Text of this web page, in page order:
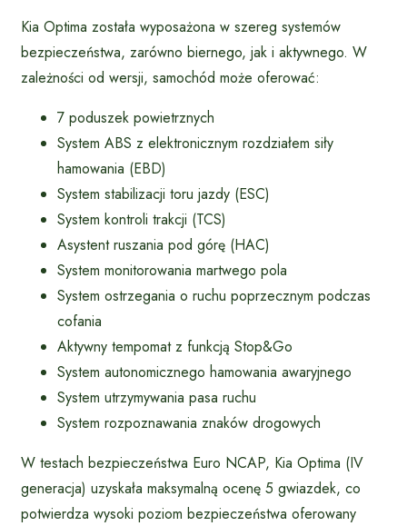
Kia Optima została wyposażona w szereg systemów
bezpieczeństwa, zarówno biernego, jak i aktywnego. W
zależności od wersji, samochód może oferować:
7 poduszek powietrznych
System ABS z elektronicznym rozdziałem siły
hamowania (EBD)
System stabilizacji toru jazdy (ESC)
System kontroli trakcji (TCS)
Asystent ruszania pod górę (HAC)
System monitorowania martwego pola
System ostrzegania o ruchu poprzecznym podczas
cofania
Aktywny tempomat z funkcją Stop&Go
System autonomicznego hamowania awaryjnego
System utrzymywania pasa ruchu
System rozpoznawania znaków drogowych
W testach bezpieczeństwa Euro NCAP, Kia Optima (IV
generacja) uzyskała maksymalną ocenę 5 gwiazdek, co
potwierdza wysoki poziom bezpieczeństwa oferowany